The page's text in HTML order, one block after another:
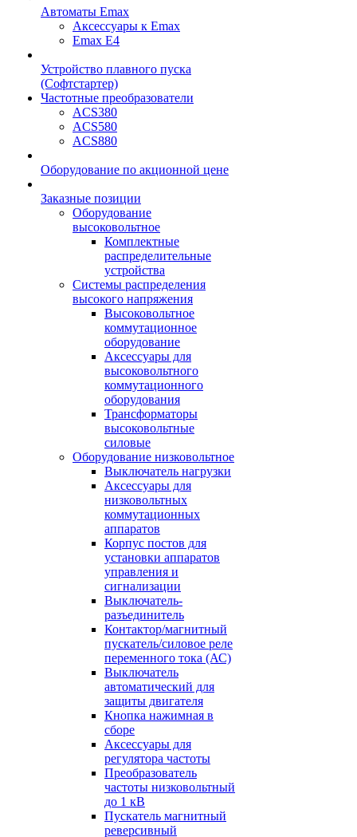
Автоматы Emax
Аксессуары к Emax
Emax E4
Устройство плавного пуска
(Софтстартер)
Частотные преобразователи
ACS380
ACS580
ACS880
Оборудование по акционной цене
Заказные позиции
Оборудование
высоковольтное
Комплектные
распределительные
устройства
Системы распределения
высокого напряжения
Высоковольтное
коммутационное
оборудование
Аксессуары для
высоковольтного
коммутационного
оборудования
Трансформаторы
высоковольтные
силовые
Оборудование низковольтное
Выключатель нагрузки
Аксессуары для
низковольтных
коммутационных
аппаратов
Корпус постов для
установки аппаратов
управления и
сигнализации
Выключатель-
разъединитель
Контактор/магнитный
пускатель/силовое реле
переменного тока (АС)
Выключатель
автоматический для
защиты двигателя
Кнопка нажимная в
сборе
Аксессуары для
регулятора частоты
Преобразователь
частоты низковольтный
до 1 кВ
Пускатель магнитный
реверсивный